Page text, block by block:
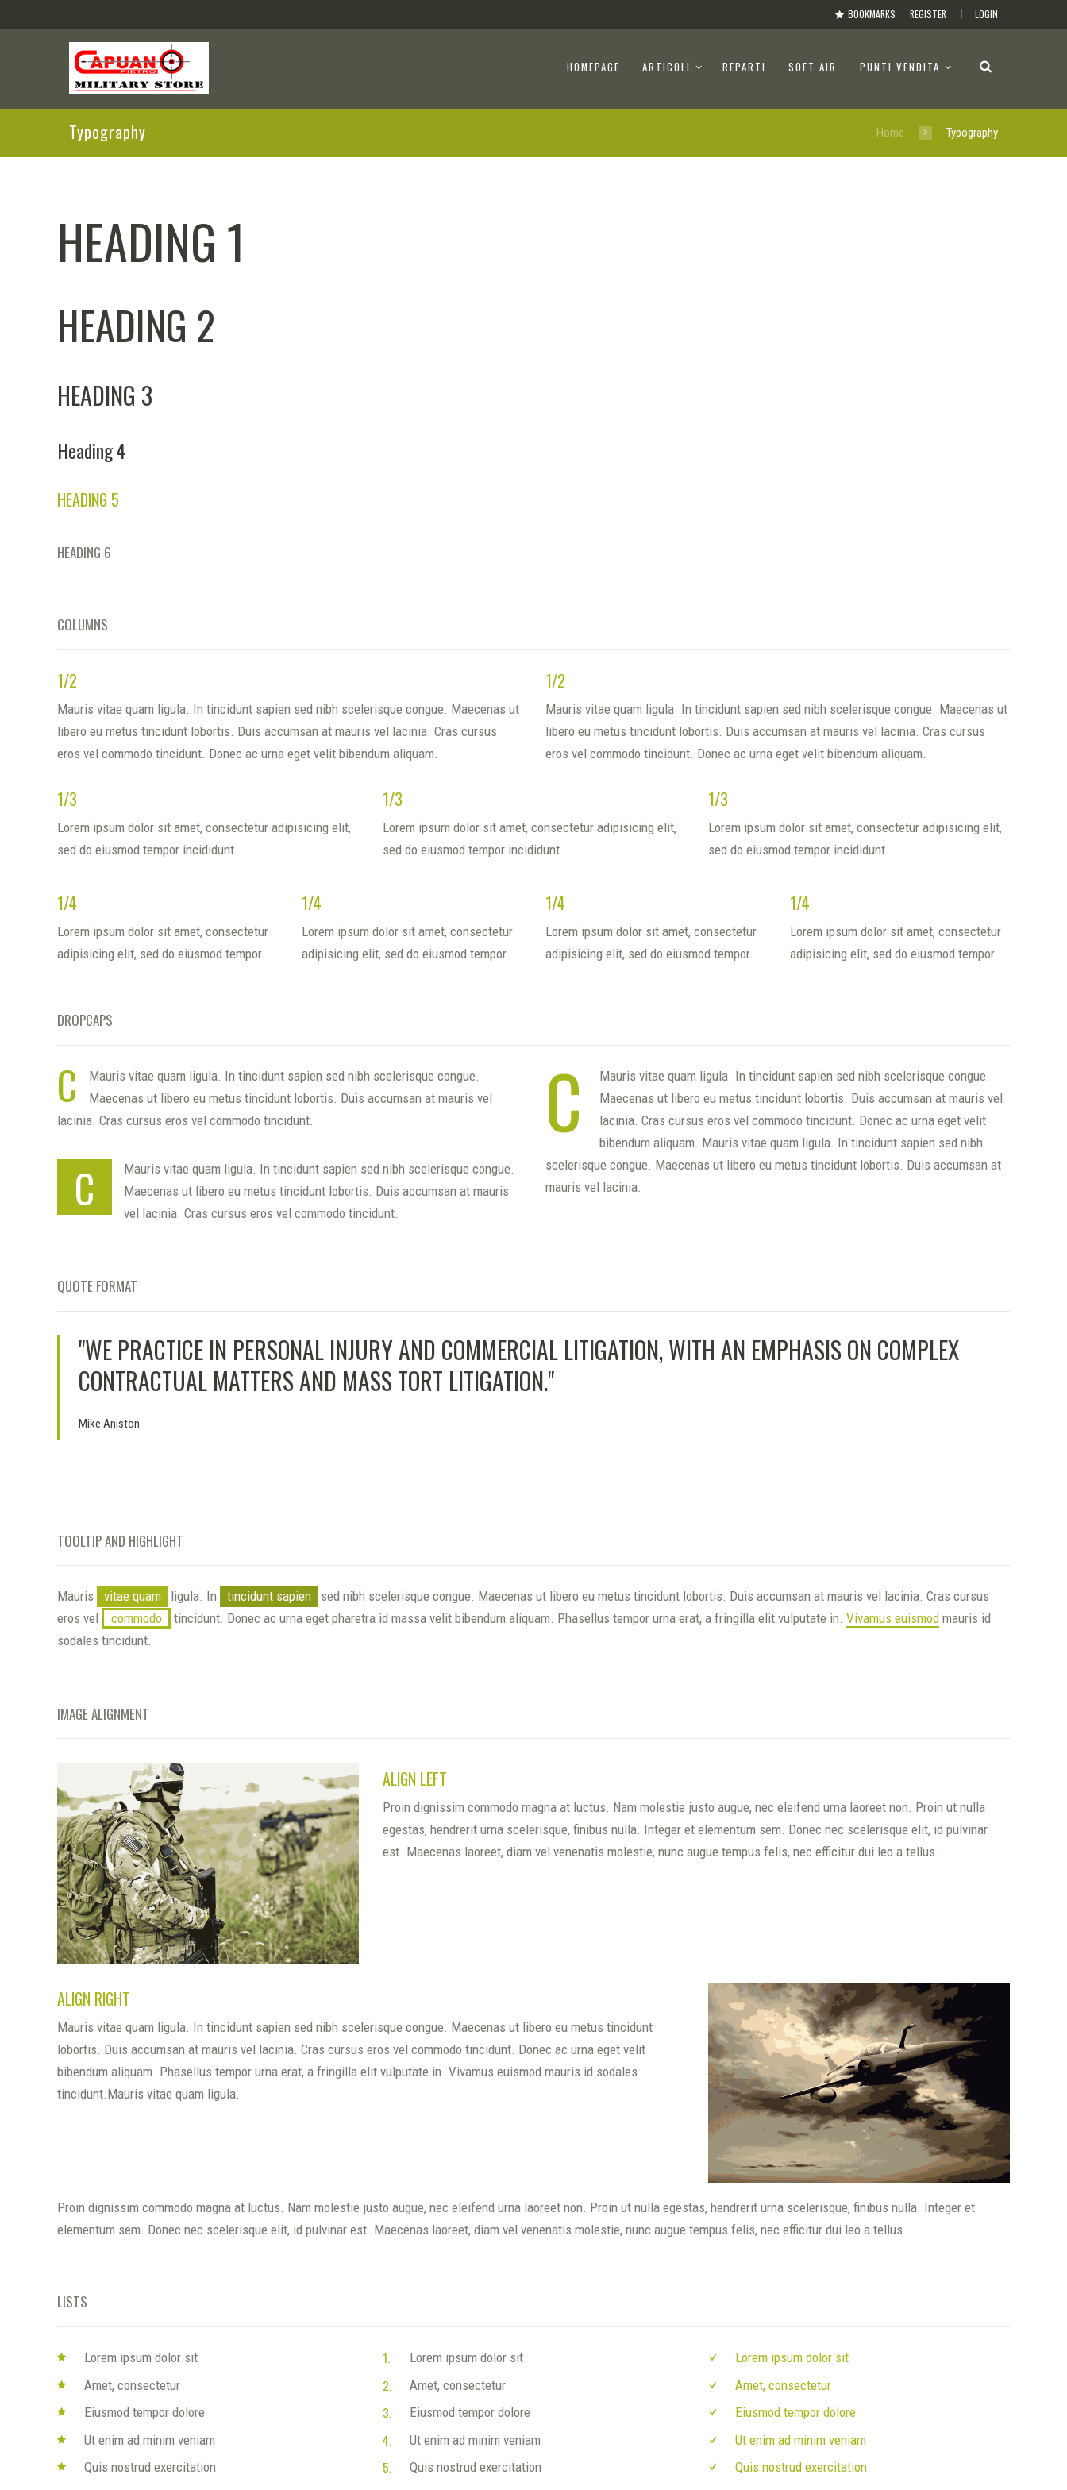
BOOKMARKS REGISTER LOGIN
HOMEPAGE ARTICOLI REPARTI SOFT AIR PUNTI VENDITA
Typography Home Typography
HEADING 1
HEADING 2
HEADING 3
Heading 4
HEADING 5
HEADING 6
COLUMNS
1/2
Mauris vitae quam ligula. In tincidunt sapien sed nibh scelerisque congue. Maecenas ut
libero eu metus tincidunt lobortis. Duis accumsan at mauris vel lacinia. Cras cursus
eros vel commodo tincidunt. Donec ac urna eget velit bibendum aliquam.
1/2
Mauris vitae quam ligula. In tincidunt sapien sed nibh scelerisque congue. Maecenas ut
libero eu metus tincidunt lobortis. Duis accumsan at mauris vel lacinia. Cras cursus
eros vel commodo tincidunt. Donec ac urna eget velit bibendum aliquam.
1/3
Lorem ipsum dolor sit amet, consectetur adipisicing elit,
sed do eiusmod tempor incididunt.
1/3
Lorem ipsum dolor sit amet, consectetur adipisicing elit,
sed do eiusmod tempor incididunt.
1/3
Lorem ipsum dolor sit amet, consectetur adipisicing elit,
sed do eiusmod tempor incididunt.
1/4
Lorem ipsum dolor sit amet, consectetur
adipisicing elit, sed do eiusmod tempor.
1/4
Lorem ipsum dolor sit amet, consectetur
adipisicing elit, sed do eiusmod tempor.
1/4
Lorem ipsum dolor sit amet, consectetur
adipisicing elit, sed do eiusmod tempor.
1/4
Lorem ipsum dolor sit amet, consectetur
adipisicing elit, sed do eiusmod tempor.
DROPCAPS
C
Mauris vitae quam ligula. In tincidunt sapien sed nibh scelerisque congue.
Maecenas ut libero eu metus tincidunt lobortis. Duis accumsan at mauris vel
lacinia. Cras cursus eros vel commodo tincidunt.
C
Mauris vitae quam ligula. In tincidunt sapien sed nibh scelerisque congue.
Maecenas ut libero eu metus tincidunt lobortis. Duis accumsan at mauris
vel lacinia. Cras cursus eros vel commodo tincidunt.
C
Mauris vitae quam ligula. In tincidunt sapien sed nibh scelerisque congue.
Maecenas ut libero eu metus tincidunt lobortis. Duis accumsan at mauris vel
lacinia. Cras cursus eros vel commodo tincidunt. Donec ac urna eget velit
bibendum aliquam. Mauris vitae quam ligula. In tincidunt sapien sed nibh
scelerisque congue. Maecenas ut libero eu metus tincidunt lobortis. Duis accumsan at
mauris vel lacinia.
QUOTE FORMAT
WE PRACTICE IN PERSONAL INJURY AND COMMERCIAL LITIGATION, WITH AN EMPHASIS ON COMPLEX
CONTRACTUAL MATTERS AND MASS TORT LITIGATION.
Mike Aniston
TOOLTIP AND HIGHLIGHT
Mauris vitae quam ligula. In tincidunt sapien
sed nibh scelerisque congue. Maecenas ut libero eu metus tincidunt lobortis. Duis accumsan at mauris vel lacinia. Cras cursus
eros vel
commodo tincidunt. Donec ac urna eget pharetra id massa velit bibendum aliquam. Phasellus tempor urna erat, a fringilla elit vulputate in. Vivamus euismod mauris id
sodales tincidunt.
IMAGE ALIGNMENT
ALIGN LEFT
Proin dignissim commodo magna at luctus. Nam molestie justo augue, nec eleifend urna laoreet non. Proin ut nulla
egestas, hendrerit urna scelerisque, finibus nulla. Integer et elementum sem. Donec nec scelerisque elit, id pulvinar
est. Maecenas laoreet, diam vel venenatis molestie, nunc augue tempus felis, nec efficitur dui leo a tellus.
ALIGN RIGHT
Mauris vitae quam ligula. In tincidunt sapien sed nibh scelerisque congue. Maecenas ut libero eu metus tincidunt
lobortis. Duis accumsan at mauris vel lacinia. Cras cursus eros vel commodo tincidunt. Donec ac urna eget velit
bibendum aliquam. Phasellus tempor urna erat, a fringilla elit vulputate in. Vivamus euismod mauris id sodales
tincidunt.Mauris vitae quam ligula.
Proin dignissim commodo magna at luctus. Nam molestie justo augue, nec eleifend urna laoreet non. Proin ut nulla egestas, hendrerit urna scelerisque, finibus nulla. Integer et
elementum sem. Donec nec scelerisque elit, id pulvinar est. Maecenas laoreet, diam vel venenatis molestie, nunc augue tempus felis, nec efficitur dui leo a tellus.
LISTS
Lorem ipsum dolor sit
Amet, consectetur
Eiusmod tempor dolore
Ut enim ad minim veniam
Quis nostrud exercitation
Lorem ipsum dolor sit
Amet, consectetur
Eiusmod tempor dolore
Ut enim ad minim veniam
Quis nostrud exercitation
Lorem ipsum dolor sit
Amet, consectetur
Eiusmod tempor dolore
Ut enim ad minim veniam
Quis nostrud exercitation